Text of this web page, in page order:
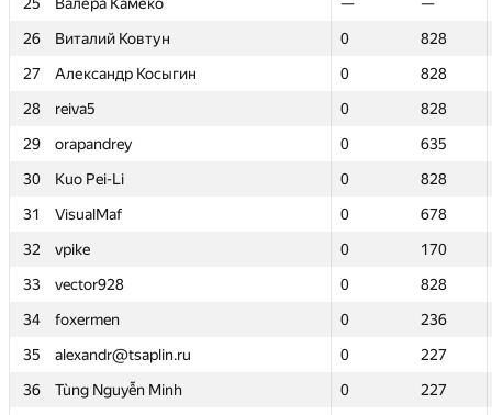
26
Виталий Ковтун 0
828
27
Александр Косыгин 0
828
28
reiva5 0
828
29
orapandrey 0
635
30
Kuo Pei-Li 0
828
31
VisualMaf 0
678
32
vpike 0
170
33
vector928 0
828
34
foxermen 0
236
35
alexandr@tsaplin.ru 0
227
36
Tùng Nguyễn Minh 0
227
26
Виталий Ковтун 0
828
27
Александр Косыгин 0
828
28
reiva5 0
828
29
orapandrey 0
635
30
Kuo Pei-Li 0
828
31
VisualMaf 0
678
32
vpike 0
170
33
vector928 0
828
34
foxermen 0
236
35
alexandr@tsaplin.ru 0
227
36
Tùng Nguyễn Minh 0
227